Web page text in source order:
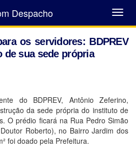
Abrir
Menu
Despacho
os servidores: BDPREV
sua sede própria
do BDPREV, Antônio Zeferino,
da sede própria do instituto de
O prédio ficará na Rua Pedro Simão
Roberto), no Bairro Jardim dos
foi doado pela Prefeitura.